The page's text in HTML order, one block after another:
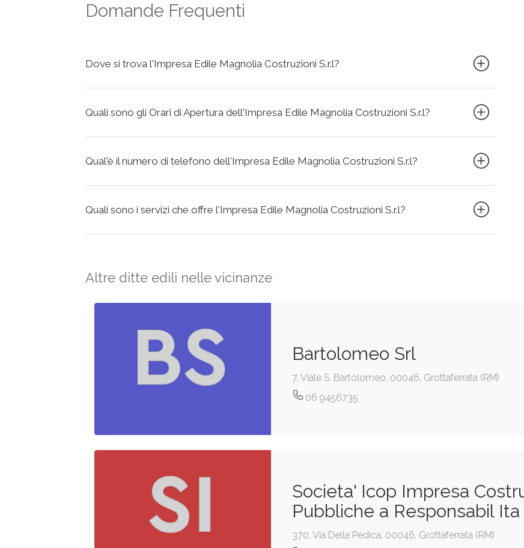
Domande Frequenti
Dove si trova l'Impresa Edile Magnolia Costruzioni S.r.l?
Quali sono gli Orari di Apertura dell'Impresa Edile Magnolia Costruzioni S.r.l?
Qual'è il numero di telefono dell'Impresa Edile Magnolia Costruzioni S.r.l?
Quali sono i servizi che offre l'Impresa Edile Magnolia Costruzioni S.r.l?
Altre ditte edili nelle vicinanze
Bartolomeo Srl
7, Viale S. Bartolomeo, 00046, Grottaferrata (RM)
06 9456735
Societa' Icop Impresa
Pubbliche a Responsabil
370, Via Della Pedica, 00046, Grottaferrata (RM)